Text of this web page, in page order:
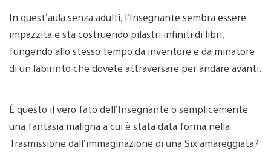
In quest’aula senza adulti, l’Insegnante sembra essere
impazzita e sta costruendo pilastri infiniti di libri,
fungendo allo stesso tempo da inventore e da minatore
di un labirinto che dovete attraversare per andare avanti.
È questo il vero fato dell’Insegnante o semplicemente
una fantasia maligna a cui è stata data forma nella
Trasmissione dall’immaginazione di una Six amareggiata?